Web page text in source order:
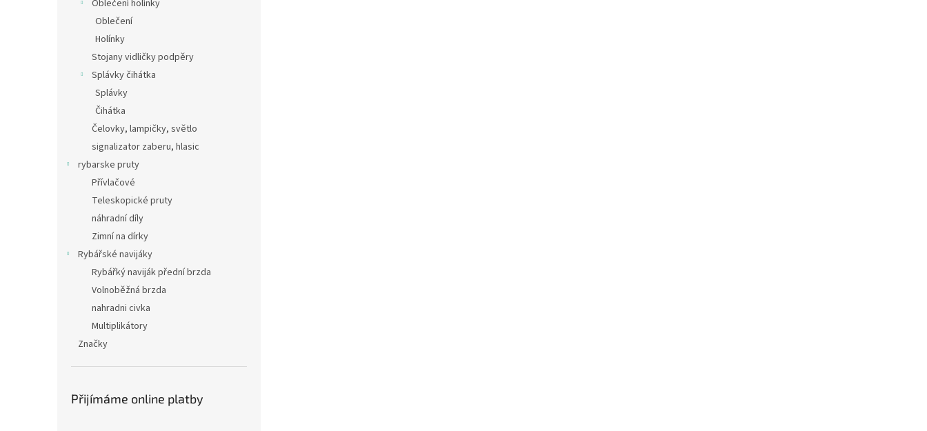
Oblečení holínky
Oblečení
Holínky
Stojany vidličky podpěry
Splávky čihátka
Splávky
Čihátka
Čelovky, lampičky, světlo
signalizator zaberu, hlasic
rybarske pruty
Přívlačové
Teleskopické pruty
náhradní díly
Zimní na dírky
Rybářské navijáky
Rybářký naviják přední brzda
Volnoběžná brzda
nahradni civka
Multiplikátory
Značky
Přijímáme online platby